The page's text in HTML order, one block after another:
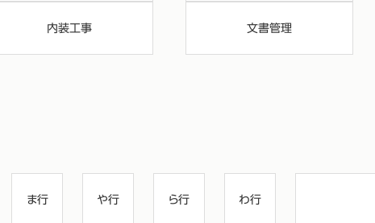
内装工事 文書管理
ま行 や行 ら行 わ行